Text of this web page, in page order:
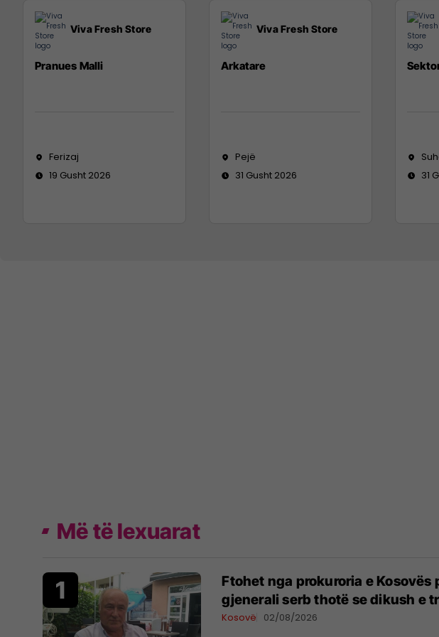
Viva Fresh Store
Pranues Malli
Ferizaj
19 Gusht 2026
Viva Fresh Store
Arkatare
Pejë
31 Gusht 2026
31
Më të lexuarat
Ftohet nga prokuroria e
gjenerali serb thotë se dikush e
Kosovë 02/08/2026